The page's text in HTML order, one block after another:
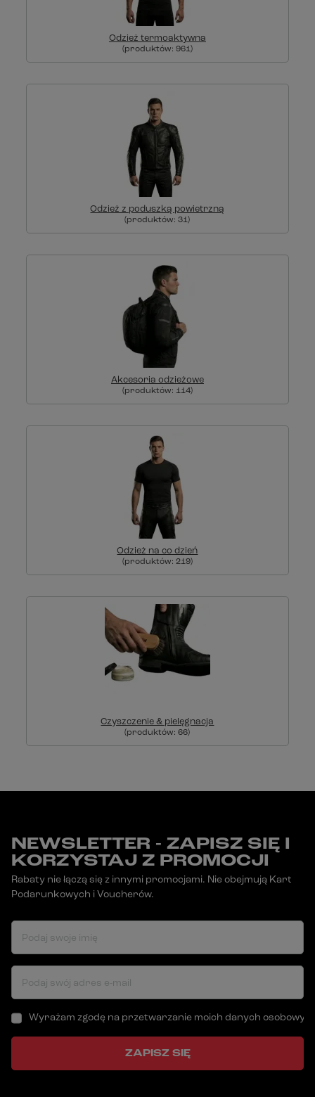
Odzież termoaktywna
(produktów: 961)
Odzież z poduszką powietrzną
(produktów:31)
Akcesoria odzieżowe
(produktów: 114)
Odzież na co dzień
(produktów: 219)
Czyszczenie & pielęgnacja
(produktów:66)
NEWSLETTER - ZAPISZ SIĘ I
KORZYSTAJ Z PROMOCJI
Rabaty nie łączą się z innymi promocjami. Nie obejmują Kart
Podarunkowych i Voucherów.
Podaj swoje imię
Podaj swój adres e-mail
Wyrażam zgodę na przetwarzanie moich danych
ZAPISZ SIĘ